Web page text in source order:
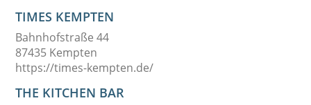
TIMES KEMPTEN
Bahnhofstraße 44
87435 Kempten
https://times-kempten.de/
THE KITCHEN BAR